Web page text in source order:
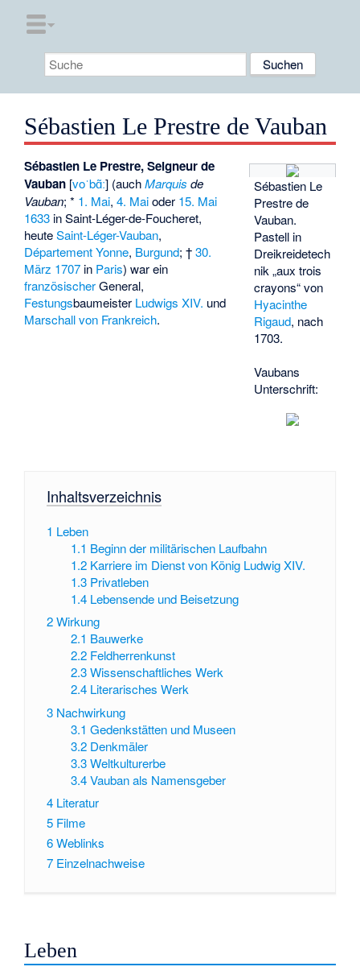
Sébastien Le Prestre de Vauban
Sébastien Le
Prestre de
Vauban.
Pastell in
Dreikreidetech
nik „aux trois
crayons“ von
Hyacinthe
Rigaud, nach
1703.
Vaubans
Unterschrift:
Sébastien Le Prestre, Seigneur de
Vauban [voˈbɑ̃ː] (auchMarquis de
Vauban; * 1. Mai,4. Maioder 15. Mai
1633 in Saint-Léger-de-Foucheret,
heuteSaint-Léger-Vauban,
Département Yonne, Burgund; †30.
März 1707 in Paris) war ein
französischerGeneral,
Festungsbaumeister Ludwigs XIV. und
Marschall von Frankreich.
Inhaltsverzeichnis
1 Leben
1.1 Beginn der militärischen Laufbahn
1.2 Karriere im Dienst von König Ludwig XIV.
1.3 Privatleben
1.4 Lebensende und Beisetzung
2Wirkung
2.1 Bauwerke
2.2 Feldherrenkunst
2.3 Wissenschaftliches Werk
2.4 Literarisches Werk
3 Nachwirkung
3.1 Gedenkstätten und Museen
3.2 Denkmäler
3.3 Weltkulturerbe
3.4 Vauban als Namensgeber
4 Literatur
5 Filme
6Weblinks
7 Einzelnachweise
Leben